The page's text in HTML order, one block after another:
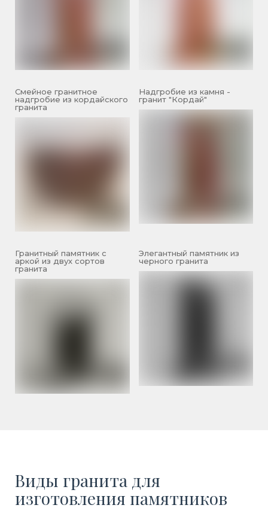
Смейное гранитное
надгробие из кордайского
гранита
Надгробие из камня -
гранит "Кордай"
Гранитный памятник с
аркой из двух сортов
гранита
Элегантный памятник из
черного гранита
Виды гранита для
изготовления памятников